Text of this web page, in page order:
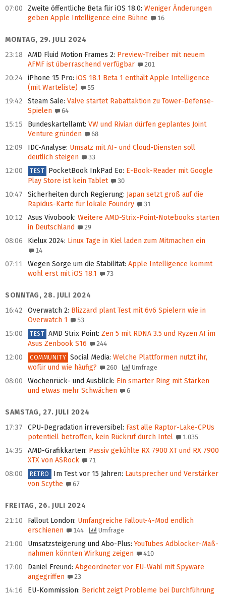
07:00 Zweite öffentliche Beta für iOS 18.0: Weniger Änderungen
geben Apple Intelligence eine Bühne
16
MONTAG, 29. JULI 2024
23:18
AMD Fluid Motion Frames 2: Preview-Treiber mit neuem
AFMF ist überraschend verfügbar
201
20:24 iPhone 15 Pro: iOS 18.1 Beta 1 enthält Apple Intelligence
(mit Warteliste)
55
19:42 Steam Sale: Valve startet Rabattaktion zu Tower-Defense-
Spielen
64
15:15 Bundeskartellamt: VW und Rivian dürfen geplantes Joint
Venture gründen
68
12:09 IDC-Analyse: Umsatz mit AI- und Cloud-Diensten soll
deutlich steigen
33
12:00 TEST PocketBook InkPad Eo: E-Book-Reader mit Google
Play Store ist kein Tablet
30
10:47 Sicherheiten durch Regierung: Japan setzt groß auf die
Rapidus-Karte für lokale Foundry
31
10:12 Asus Vivobook: Weitere AMD-Strix-Point-Notebooks starten
in Deutschland
29
08:06 Kielux 2024: Linux Tage in Kiel laden zum Mitmachen ein
14
07:11 Wegen Sorge um die Stabilität: Apple Intelligence kommt
wohl erst mit iOS 18.1
73
SONNTAG, 28. JULI 2024
16:42
Overwatch 2: Blizzard plant Test mit 6v6 Spielern wie in
Overwatch 1
53
15:00 TEST AMD Strix Point: Zen 5 mit RDNA 3.5 und Ryzen AI im
Asus Zenbook S16
244
12:00 COMMUNITY Social Media: Welche Plattformen nutzt ihr,
wofür und wie häufig?
260 Umfrage
08:00 Wochenrück- und Ausblick: Ein smarter Ring mit Stärken
und etwas mehr Schwächen
6
SAMSTAG, 27. JULI 2024
17:37
CPU-Degradation irreversibel: Fast alle Raptor-Lake-CPUs
potentiell betroffen, kein Rückruf durch Intel
1.035
14:35 AMD-Grafikkarten: Passiv gekühlte RX 7900 XT und RX 7900
XTX von ASRock
71
08:00 RETRO Im Test vor 15 Jahren: Lautsprecher und Verstärker
von Scythe
67
FREITAG, 26. JULI 2024
21:10
Fallout London: Umfangreiche Fallout-4-Mod endlich
erschienen
144 Umfrage
21:00 Umsatzsteigerung und Abo-Plus: YouTubes Adblocker-Maß­
nah­men könnten Wirkung zeigen
410
17:00 Daniel Freund: Abgeordneter vor EU-Wahl mit Spyware
angegriffen
23
14:16 EU-Kommission: Bericht zeigt Probleme bei Durchführung